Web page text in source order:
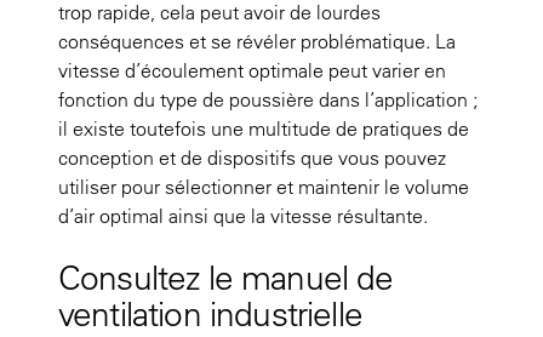
trop rapide, cela peut avoir de lourdes
conséquences et se révéler problématique. La
vitesse d’écoulement optimale peut varier en
fonction du type de poussière dans l’application ;
il existe toutefois une multitude de pratiques de
conception et de dispositifs que vous pouvez
utiliser pour sélectionner et maintenir le volume
d’air optimal ainsi que la vitesse résultante.
Consultez le manuel de
ventilation industrielle